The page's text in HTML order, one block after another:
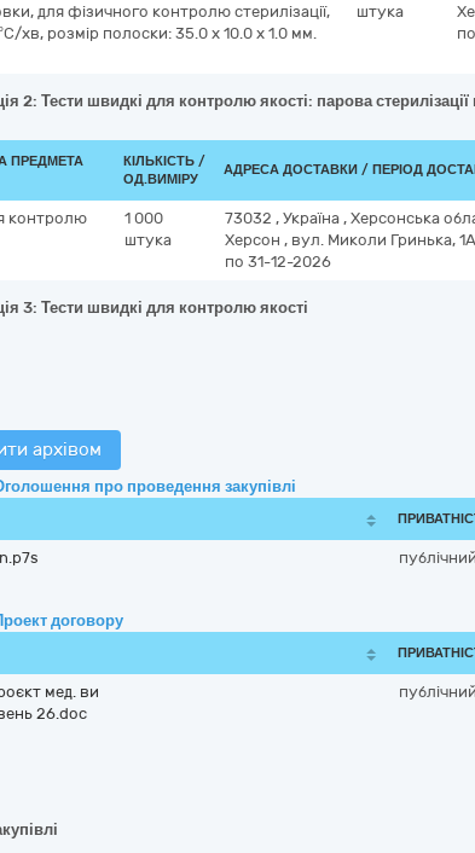
для фізичного контролю стерилізації,
хв, розмір полоски: 35.0 x 10.0 x 1.0 мм.
штука
2: Тести швидкі для контролю якості: парова
ПРЕДМЕТА
КІЛЬКІСТЬ /
ОД.ВИМІРУ
АДРЕСА ДОСТАВКИ / ПЕРІОД
контролю
1 000
штука
73032 , Україна , Херсонська
Херсон , вул. Миколи Гринька, 1А
по 31-12-2026
3: Тести швидкі для контролю якості
архівом
про проведення закупівлі
публічний
договору
мед. ви
26.doc
публічний